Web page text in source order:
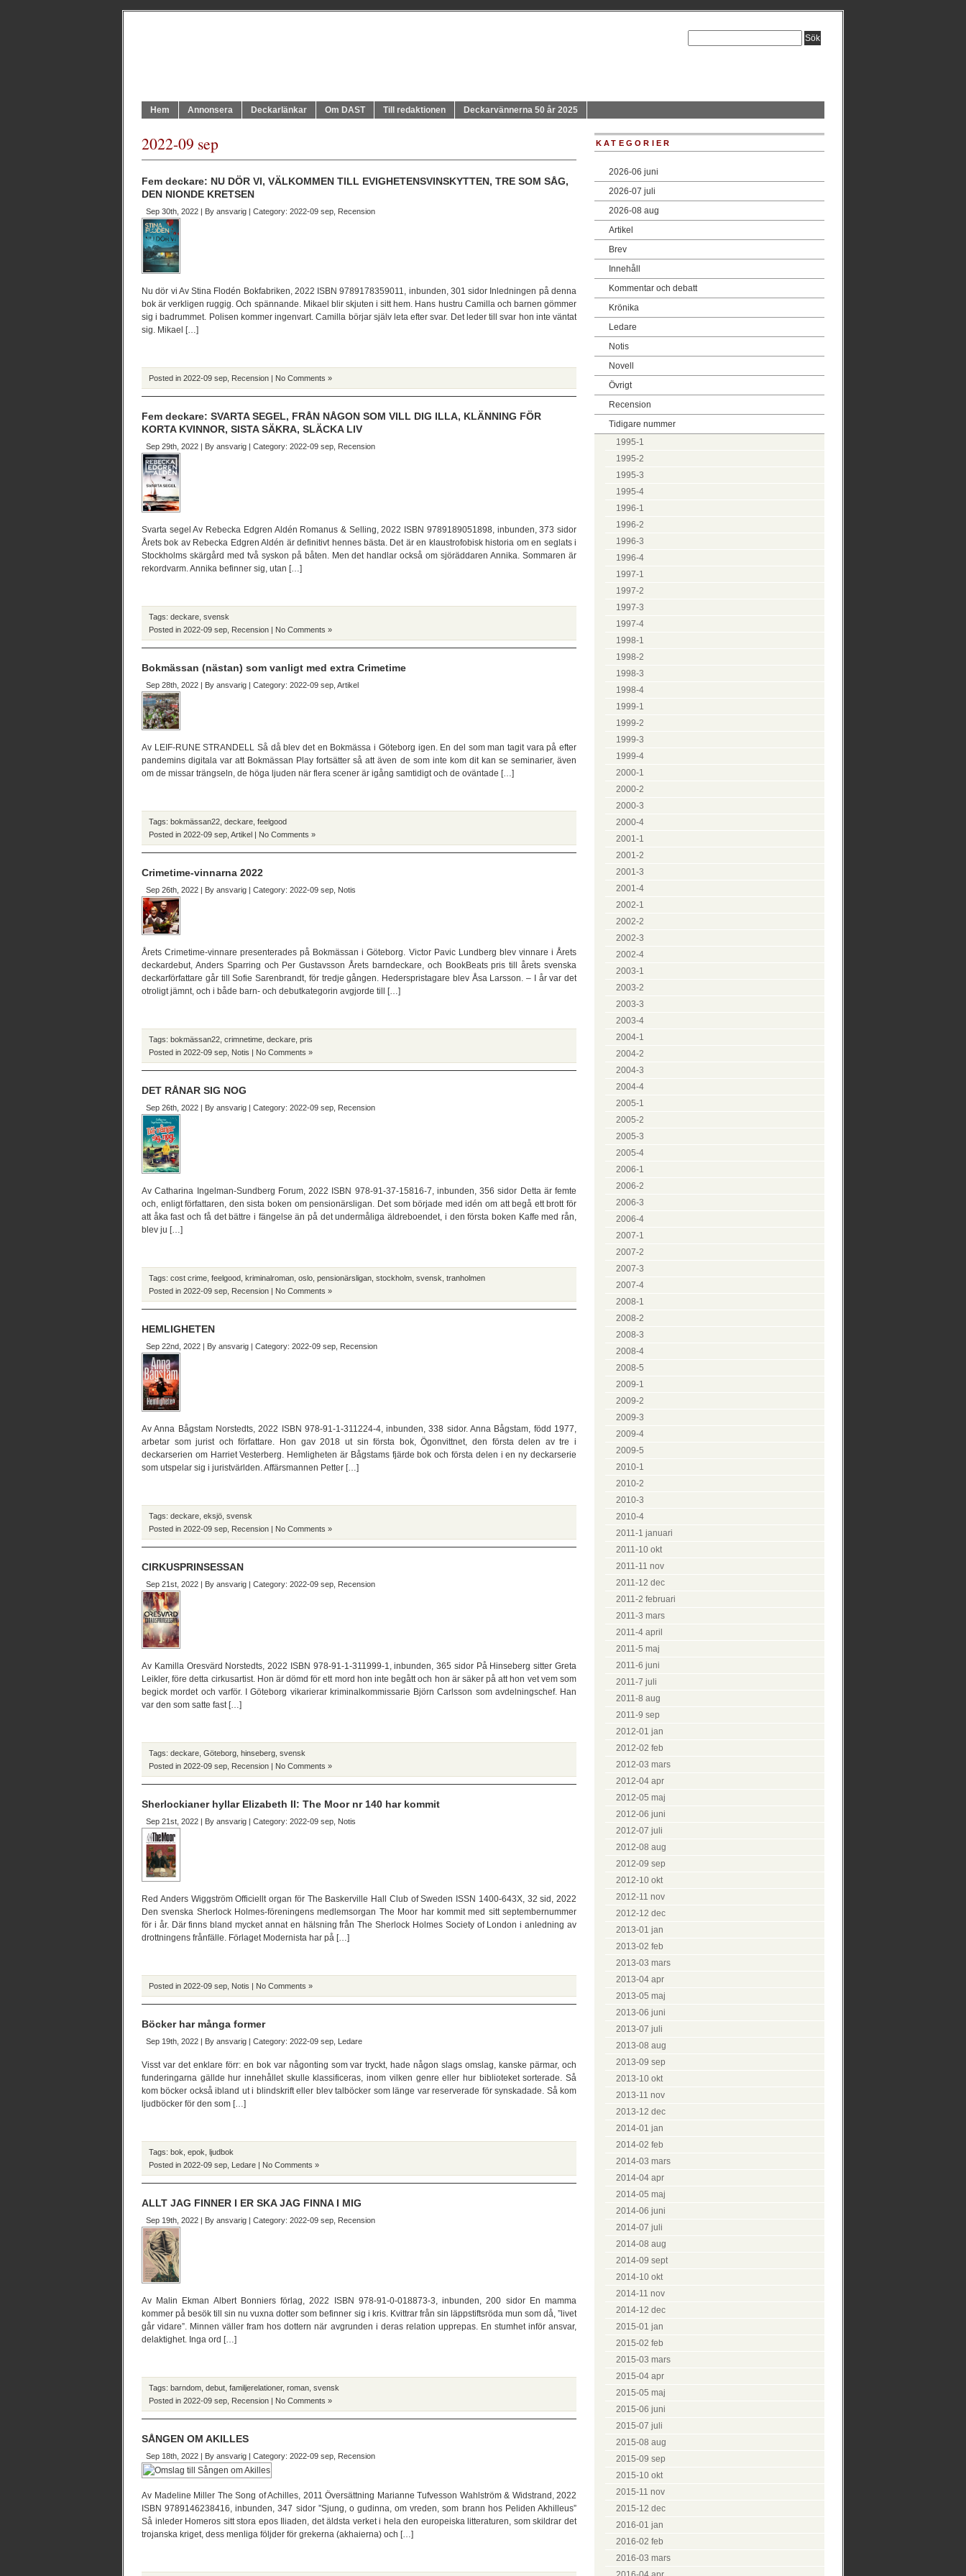
Hem Annonsera Deckarlänkar Om DAST Till redaktionen Deckarvännerna 50 år 2025
2022-09 sep
Fem deckare: NU DÖR VI, VÄLKOMMEN TILL EVIGHETENSVINSKYTTEN, TRE SOM SÅG,
DEN NIONDE KRETSEN
Sep 30th, 2022 | By ansvarig | Category: 2022-09 sep Recension
Nu dör vi Av Stina Flodén Bokfabriken, 2022 ISBN 9789178359011, inbunden, 301 sidor Inledningen på denna
bok är verkligen ruggig. Och spännande. Mikael blir skjuten i sitt hem. Hans hustru Camilla och barnen gömmer
sig i badrummet. Polisen kommer ingenvart. Camilla börjar själv leta efter svar. Det leder till svar hon inte väntat
sig. Mikael […]
Posted in 2022-09 sep Recension No Comments »
Fem deckare: SVARTA SEGEL, FRÅN NÅGON SOM VILL DIG ILLA, KLÄNNING FÖR
KORTA KVINNOR, SISTA SÄKRA, SLÄCKA LIV
Sep 29th, 2022 | By ansvarig | Category: 2022-09 sep Recension
Svarta segel Av Rebecka Edgren Aldén Romanus & Selling, 2022 ISBN 9789189051898, inbunden, 373 sidor
Årets bok av Rebecka Edgren Aldén är definitivt hennes bästa. Det är en klaustrofobisk historia om en seglats i
Stockholms skärgård med två syskon på båten. Men det handlar också om sjöräddaren Annika. Sommaren är
rekordvarm. Annika befinner sig, utan […]
Tags: deckare svensk
Posted in 2022-09 sep Recension | No Comments »
Bokmässan (nästan) som vanligt med extra Crimetime
Sep 28th, 2022 | By ansvarig | Category: 2022-09 sep Artikel
Av LEIF-RUNE STRANDELL Så då blev det en Bokmässa i Göteborg igen. En del som man tagit vara på efter
pandemins digitala var att Bokmässan Play fortsätter så att även de som inte kom dit kan se seminarier, även
om de missar trängseln, de höga ljuden när flera scener är igång samtidigt och de oväntade […]
Tags: bokmässan22 deckare feelgood
Posted in 2022-09 sep Artikel | No Comments »
Crimetime-vinnarna 2022
Sep 26th, 2022 | By ansvarig | Category: 2022-09 sep Notis
Årets Crimetime-vinnare presenterades på Bokmässan i Göteborg. Victor Pavic Lundberg blev vinnare i Årets
deckardebut, Anders Sparring och Per Gustavsson Årets barndeckare, och BookBeats pris till årets svenska
deckarförfattare går till Sofie Sarenbrandt, för tredje gången. Hederspristagare blev Åsa Larsson. – I år var det
otroligt jämnt, och i både barn- och debutkategorin avgjorde till […]
Tags: bokmässan22 crimnetime deckare pris
Posted in 2022-09 sep Notis | No Comments »
DET RÅNAR SIG NOG
Sep 26th, 2022 | By ansvarig | Category: 2022-09 sep Recension
Av Catharina Ingelman-Sundberg Forum, 2022 ISBN 978-91-37-15816-7, inbunden, 356 sidor Detta är femte
och, enligt författaren, den sista boken om pensionärsligan. Det som började med idén om att begå ett brott för
att åka fast och få det bättre i fängelse än på det undermåliga äldreboendet, i den första boken Kaffe med rån,
blev ju […]
Tags: cost crime feelgood kriminalroman oslo pensionärsligan stockholm svensk tranholmen
Posted in 2022-09 sep Recension No Comments »
HEMLIGHETEN
Sep 22nd, 2022 | By ansvarig | Category: 2022-09 sep Recension
Av Anna Bågstam Norstedts, 2022 ISBN 978-91-1-311224-4, inbunden, 338 sidor. Anna Bågstam, född 1977,
arbetar som jurist och författare. Hon gav 2018 ut sin första bok, Ögonvittnet, den första delen av tre i
deckarserien om Harriet Vesterberg. Hemligheten är Bågstams fjärde bok och första delen i en ny deckarserie
som utspelar sig i juristvärlden. Affärsmannen Petter […]
Tags: deckare eksjö svensk
Posted in 2022-09 sep Recension | No Comments »
CIRKUSPRINSESSAN
Sep 21st, 2022 | By ansvarig | Category: 2022-09 sep Recension
Av Kamilla Oresvärd Norstedts, 2022 ISBN 978-91-1-311999-1, inbunden, 365 sidor På Hinseberg sitter Greta
Leikler, före detta cirkusartist. Hon är dömd för ett mord hon inte begått och hon är säker på att hon vet vem som
begick mordet och varför. I Göteborg vikarierar kriminalkommissarie Björn Carlsson som avdelningschef. Han
var den som satte fast […]
Tags: deckare Göteborg hinseberg svensk
Posted in 2022-09 sep Recension No Comments »
Sherlockianer hyllar Elizabeth II: The Moor nr 140 har kommit
Sep 21st, 2022 | By ansvarig | Category: 2022-09 sep Notis
Red Anders Wiggström Officiellt organ för The Baskerville Hall Club of Sweden ISSN 1400-643X, 32 sid, 2022
Den svenska Sherlock Holmes-föreningens medlemsorgan The Moor har kommit med sitt septembernummer
för i år. Där finns bland mycket annat en hälsning från The Sherlock Holmes Society of London i anledning av
drottningens frånfälle. Förlaget Modernista har på […]
Posted in 2022-09 sep, Notis No Comments »
Böcker har många former
Sep 19th, 2022 | By ansvarig | Category: 2022-09 sep, Ledare
Visst var det enklare förr: en bok var någonting som var tryckt, hade någon slags omslag, kanske pärmar, och
funderingarna gällde hur innehållet skulle klassificeras, inom vilken genre eller hur biblioteket sorterade. Så
kom böcker också ibland ut i blindskrift eller blev talböcker som länge var reserverade för synskadade. Så kom
ljudböcker för den som […]
Tags: bok, epok, ljudbok
Posted in 2022-09 sep, Ledare No Comments »
ALLT JAG FINNER I ER SKA JAG FINNA I MIG
Sep 19th, 2022 | By ansvarig | Category: 2022-09 sep, Recension
Av Malin Ekman Albert Bonniers förlag, 2022 ISBN 978-91-0-018873-3, inbunden, 200 sidor En mamma
kommer på besök till sin nu vuxna dotter som befinner sig i kris. Kvittrar från sin läppstiftsröda mun som då, ”livet
går vidare”. Minnen väller fram hos dottern när avgrunden i deras relation upprepas. En stumhet inför ansvar,
delaktighet. Inga ord […]
Tags: barndom debut familjerelationer, roman svensk
Posted in 2022-09 sep Recension | No Comments »
SÅNGEN OM AKILLES
Sep 18th, 2022 | By ansvarig | Category: 2022-09 sep Recension
Av Madeline Miller The Song of Achilles, 2011 Översättning Marianne Tufvesson Wahlström & Widstrand, 2022
ISBN 9789146238416, inbunden, 347 sidor ”Sjung, o gudinna, om vreden, som brann hos Peliden Akhilleus”
Så inleder Homeros sitt stora epos Iliaden, det äldsta verket i hela den europeiska litteraturen, som skildrar det
trojanska kriget, dess menliga följder för grekerna (akhaierna) och […]
KATEGORIER
2026-06 juni
2026-07 juli
2026-08 aug
Artikel
Brev
Innehåll
Kommentar och debatt
Krönika
Ledare
Notis
Novell
Övrigt
Recension
Tidigare nummer
1995-1
1995-2
1995-3
1995-4
1996-1
1996-2
1996-3
1996-4
1997-1
1997-2
1997-3
1997-4
1998-1
1998-2
1998-3
1998-4
1999-1
1999-2
1999-3
1999-4
2000-1
2000-2
2000-3
2000-4
2001-1
2001-2
2001-3
2001-4
2002-1
2002-2
2002-3
2002-4
2003-1
2003-2
2003-3
2003-4
2004-1
2004-2
2004-3
2004-4
2005-1
2005-2
2005-3
2005-4
2006-1
2006-2
2006-3
2006-4
2007-1
2007-2
2007-3
2007-4
2008-1
2008-2
2008-3
2008-4
2008-5
2009-1
2009-2
2009-3
2009-4
2009-5
2010-1
2010-2
2010-3
2010-4
2011-1 januari
2011-10 okt
2011-11 nov
2011-12 dec
2011-2 februari
2011-3 mars
2011-4 april
2011-5 maj
2011-6 juni
2011-7 juli
2011-8 aug
2011-9 sep
2012-01 jan
2012-02 feb
2012-03 mars
2012-04 apr
2012-05 maj
2012-06 juni
2012-07 juli
2012-08 aug
2012-09 sep
2012-10 okt
2012-11 nov
2012-12 dec
2013-01 jan
2013-02 feb
2013-03 mars
2013-04 apr
2013-05 maj
2013-06 juni
2013-07 juli
2013-08 aug
2013-09 sep
2013-10 okt
2013-11 nov
2013-12 dec
2014-01 jan
2014-02 feb
2014-03 mars
2014-04 apr
2014-05 maj
2014-06 juni
2014-07 juli
2014-08 aug
2014-09 sept
2014-10 okt
2014-11 nov
2014-12 dec
2015-01 jan
2015-02 feb
2015-03 mars
2015-04 apr
2015-05 maj
2015-06 juni
2015-07 juli
2015-08 aug
2015-09 sep
2015-10 okt
2015-11 nov
2015-12 dec
2016-01 jan
2016-02 feb
2016-03 mars